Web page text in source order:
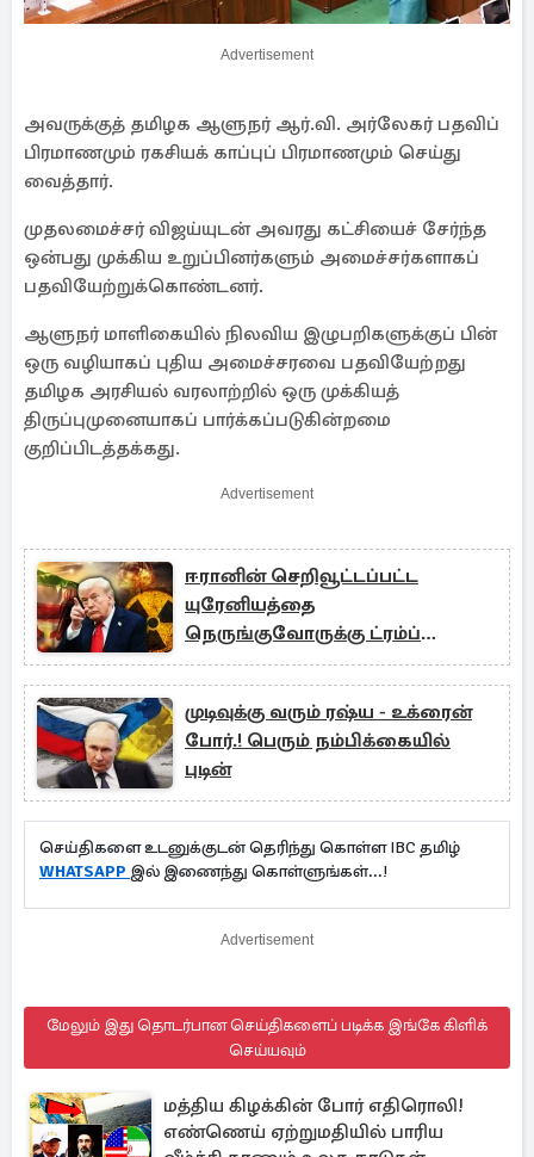
Advertisement
அவருக்குத் தமிழக ஆளுநர் ஆர்.வி. அர்லேகர் பதவிப்
பிரமாணமும் ரகசியக் காப்புப் பிரமாணமும் செய்து
வைத்தார்.
முதலமைச்சர் விஜய்யுடன் அவரது கட்சியைச் சேர்ந்த
ஒன்பது முக்கிய உறுப்பினர்களும் அமைச்சர்களாகப்
பதவியேற்றுக்கொண்டனர்.
ஆளுநர் மாளிகையில் நிலவிய இழுபறிகளுக்குப் பின்
ஒரு வழியாகப் புதிய அமைச்சரவை பதவியேற்றது
தமிழக அரசியல் வரலாற்றில் ஒரு முக்கியத்
திருப்புமுனையாகப் பார்க்கப்படுகின்றமை
குறிப்பிடத்தக்கது.
Advertisement
ஈரானின் செறிவூட்டப்பட்ட
யுரேனியத்தை
நெருங்குவோருக்கு ட்ரம்ப்
எச்சரிக்கை!
முடிவுக்கு வரும் ரஷ்ய - உக்ரைன்
போர்.! பெரும் நம்பிக்கையில்
புடின்
செய்திகளை உடனுக்குடன் தெரிந்து கொள்ள IBC தமிழ்
WHATSAPP இல் இணைந்து கொள்ளுங்கள்...!
Advertisement
மேலும் இது தொடர்பான செய்திகளைப் படிக்க இங்கே கிளிக்
செய்யவும்
மத்திய கிழக்கின் போர் எதிரொலி!
எண்ணெய் ஏற்றுமதியில் பாரிய